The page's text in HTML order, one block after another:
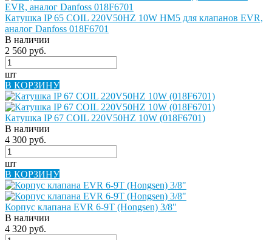
Катушка IP 65 COIL 220V50HZ 10W HM5 для клапанов EVR,
аналог Danfoss 018F6701
В наличии
2 560 руб.
шт
В КОРЗИНУ
Катушка IP 67 COIL 220V50HZ 10W (018F6701)
В наличии
4 300 руб.
шт
В КОРЗИНУ
Корпус клапана EVR 6-9T (Hongsen) 3/8"
В наличии
4 320 руб.